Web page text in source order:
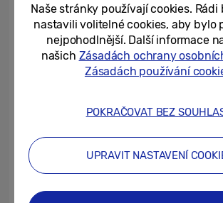
rychlostí až 10 Gb/s, k rychlému
internetovému připojení slouží
port[6], dobíjení má výkon až 90
Provedení ve standardu VESA s
maximálně účelné využití
organizace TÜV Rheinland
ocenění za režimy Intelligent
Naše stránky používají cookies.
nastavili volitelné cookies, aby bylo
nejpohodlnější. Další informace
našich Zásadách ochrany
Zásadách používání
POKRAČOVAT BEZ
UPRAVIT NASTAVENÍ